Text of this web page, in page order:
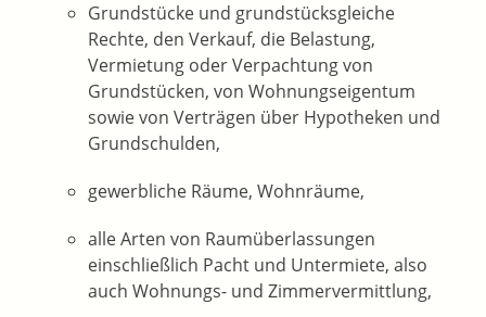
Grundstücke und grundstücksgleiche
Rechte, den Verkauf, die Belastung,
Vermietung oder Verpachtung von
Grundstücken, von Wohnungseigentum
sowie von Verträgen über Hypotheken und
Grundschulden,
gewerbliche Räume, Wohnräume,
alle Arten von Raumüberlassungen
einschließlich Pacht und Untermiete,also
auch Wohnungs- und Zimmervermittlung,